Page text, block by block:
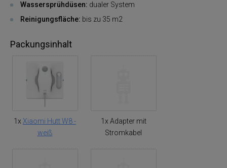
Wassersprühdüsen: dualer System
Reinigungsfläche: bis zu 35 m2
Packungsinhalt
1x Xiaomi Hutt W8 -
weiß
1x Adapter mit
Stromkabel